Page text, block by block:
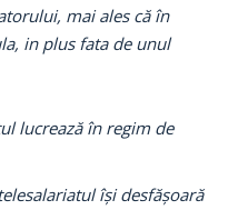
mai ales că în
in plus fata de unul
lucrează în regim de
își desfășoară